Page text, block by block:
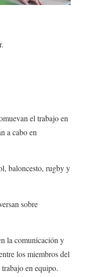
el trabajo en
a cabo en
baloncesto, rugby y
sobre
la comunicación y
los miembros del
en equipo.